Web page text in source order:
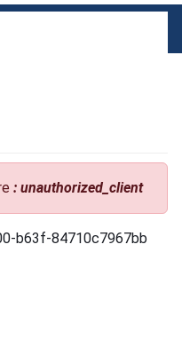
: unauthorized_client
b63f-84710c7967bb